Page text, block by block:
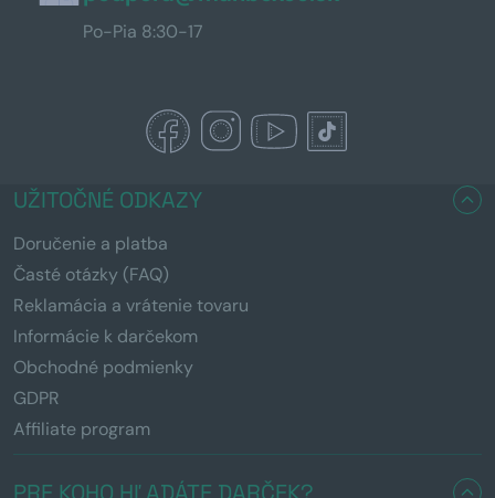
Po-Pia 8:30-17
UŽITOČNÉ ODKAZY
Doručenie a platba
Časté otázky (FAQ)
Reklamácia a vrátenie tovaru
Informácie k darčekom
Obchodné podmienky
GDPR
Affiliate program